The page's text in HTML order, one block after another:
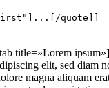
quote]]
title=»Lorem
elit, sed diam
magna aliquam